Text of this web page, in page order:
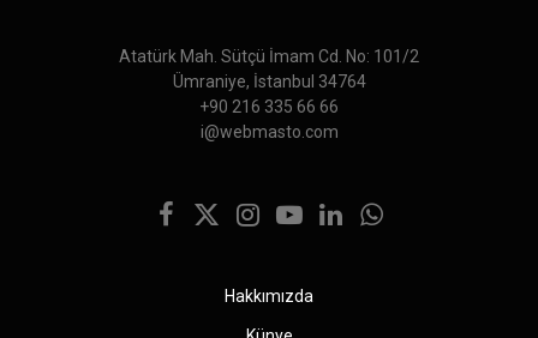
Atatürk Mah. Sütçü İmam Cd. No: 101/2
Ümraniye, İstanbul 34764
+90 216 335 66 66
i@webmasto.com
Facebook
X
Instagram
YouTubeLinkedInWhatsApp
Hakkımızda